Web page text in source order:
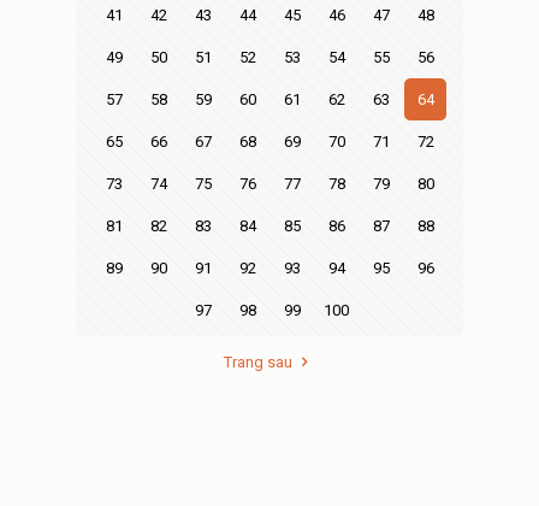
41 42 43 44 45 46 47 48
49 50 51 52 53 54 55 56
57 58 59 60 61 62 63 64
65 66 67 68 69 70 71 72
73 74 75 76 77 78 79 80
81 82 83 84 85 86 87 88
89 90 91 92 93 94 95 96
97 98 99 100
Trang sau